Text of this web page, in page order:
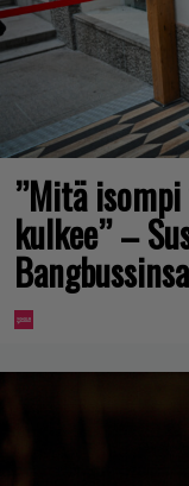
”Mitä
kulkee” –